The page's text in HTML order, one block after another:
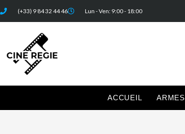
(+33) 9 84 32 44 46 Lun - Ven: 9:00 - 18:00
ACCUEIL ARMES